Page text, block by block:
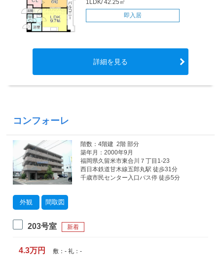
1LDK/ 42.25㎡
即入居
詳細を見る
コンフォーレ
外観 間取図
階数：4階建 2階 部分
築年月：2000年9月
福岡県久留米市東合川７丁目1-23
西日本鉄道甘木線五郎丸駅 徒歩31分
千歳市民センター入口バス停 徒歩5分
203号室 新着
4.3万円 敷：- 礼：-